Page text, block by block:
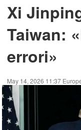
Xi
Taiwan:
errori»
May 14, 2026 11:37